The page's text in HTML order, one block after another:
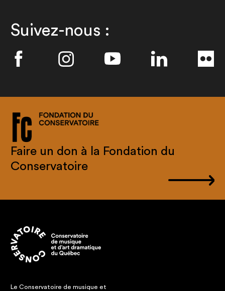
Suivez-nous :
Faire un don à la Fondation du
Conservatoire
Le Conservatoire de musique et